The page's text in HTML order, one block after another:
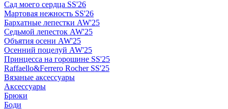
Сад моего сердца SS'26
Мартовая нежность SS'26
Бархатные лепестки AW'25
Седьмой лепесток AW'25
Объятия осени AW'25
Осенний поцелуй AW'25
Принцесса на горошине SS'25
Raffaello&Ferrero Rocher SS'25
Вязаные аксессуары
Аксессуары
Брюки
Боди